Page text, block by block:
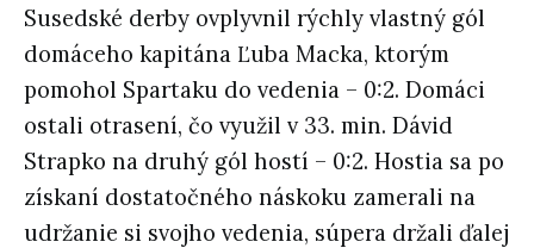
Susedské derby ovplyvnil rýchly vlastný gól
domáceho kapitána Ľuba Macka, ktorým
pomohol Spartaku do vedenia – 0:2. Domáci
ostali otrasení, čo využil v 33. min. Dávid
Strapko na druhý gól hostí – 0:2. Hostia sa po
získaní dostatočného náskoku zamerali na
udržanie si svojho vedenia, súpera držali ďalej